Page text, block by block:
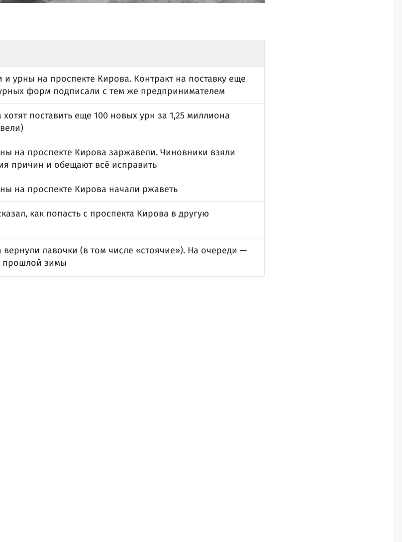
урны на проспекте Кирова. Контракт на поставку еще
форм подписали с тем же предпринимателем
поставить еще 100 новых урн за 1,25 миллиона
на проспекте Кирова заржавели. Чиновники взяли
причин и обещают всё исправить
на проспекте Кирова начали ржаветь
как попасть с проспекта Кирова в другую
лавочки (в том числе «стоячие»). На очереди —
прошлой зимы